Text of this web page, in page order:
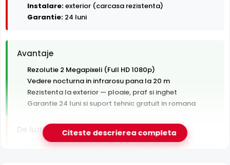
Instalare:exterior (carcasa rezistenta)
Garantie: 24 luni
Avantaje
Rezolutie 2 Megapixeli (Full HD 1080p)
Vedere nocturna in infrarosu pana la 20 m
Rezistenta la exterior — ploaie, praf si inghet
Garantie 24 luni si suport tehnic gratuit in romana
De luat in calcul
Distanta IR modesta (20 m) — potrivita pentru incaperi
Citeste descrierea completa